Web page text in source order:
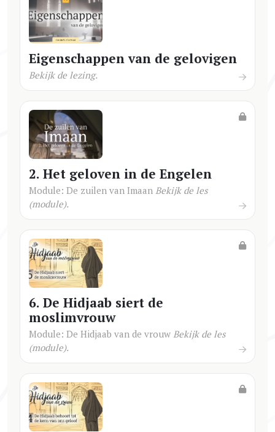
Eigenschappen van de gelovigen
Bekijk de lezing.
2. Het geloven in de Engelen
Module: De zuilen van Imaan Bekijk de les
(module).
6. De Hidjaab siert de
moslimvrouw
Module: De Hidjaab van de vrouw Bekijk de les
(module).